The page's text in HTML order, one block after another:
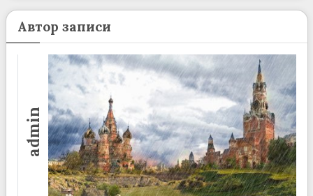
Автор записи
admin